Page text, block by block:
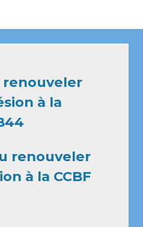
à la
renouveler
à la CCBF